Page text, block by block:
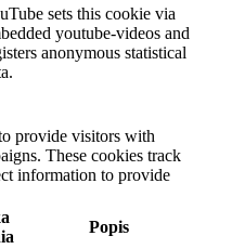
sets this cookie via
youtube-videos and
anonymous statistical
provide visitors with
These cookies track
information to provide
Popis